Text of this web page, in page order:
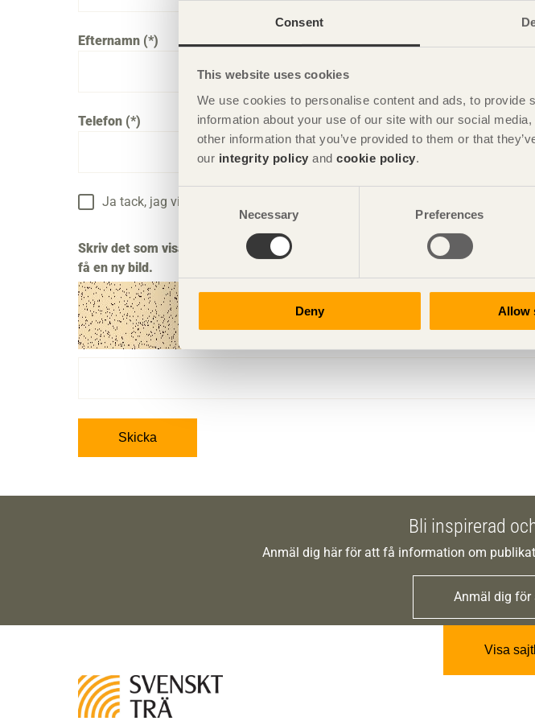
Consent
This website uses cookies
We use cookies to personalise content and ads, to
information about your use of our site with our social
other information that you’ve provided to them or that
our integrity policy and cookie policy.
Consent
Necessary Preferences
Deny Allow
Efternamn
Telefon
Ja tack, jag vill ha information om bland annat publikationer och seminarier
Skriv det som visas på bilden i formulärfält nedan för att verifiera dig. Klicka
få en ny bild.
Skicka
Bli inspirerad
Anmäl dig här för att få information om
Anmäl dig
Visa